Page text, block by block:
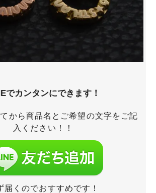
でカンタンにできます！
から商品名とご希望の文字をご記
入ください！！
届くのでおすすめです！